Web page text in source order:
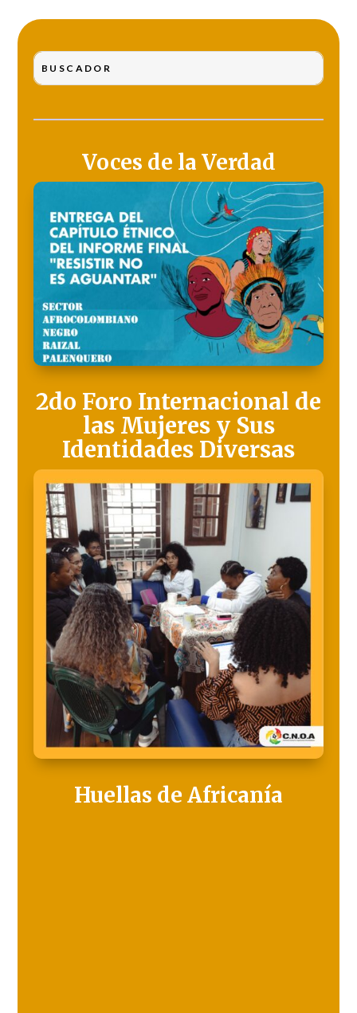
Voces de la Verdad
2do Foro Internacional de
las Mujeres y Sus
Identidades Diversas
Huellas de Africanía